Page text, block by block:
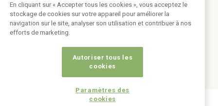
En cliquant sur « Accepter tous les cookies », vous acceptez le
stockage de cookies sur votre appareil pour améliorer la
navigation sur le site, analyser son utilisation et contribuer à nos
efforts de marketing.
Autoriser tous les
cookies
Paramètres des
cookies